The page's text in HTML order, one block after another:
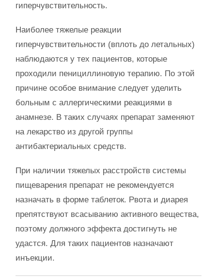
гиперчувствительность.
Наиболее тяжелые реакции
гиперчувствительности (вплоть до летальных)
наблюдаются у тех пациентов, которые
проходили пенициллиновую терапию. По этой
причине особое внимание следует уделить
больным с аллергическими реакциями в
анамнезе. В таких случаях препарат заменяют
на лекарство из другой группы
антибактериальных средств.
При наличии тяжелых расстройств системы
пищеварения препарат не рекомендуется
назначать в форме таблеток. Рвота и диарея
препятствуют всасыванию активного вещества,
поэтому должного эффекта достигнуть не
удастся. Для таких пациентов назначают
инъекции.